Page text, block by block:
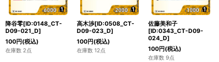
降谷零[ID:0148_CT-
D09-021_D]
100円(税込)
在庫数 2点
高木渉[ID:0508_CT-
D09-023_D]
100円(税込)
在庫数 12点
佐藤美和子
[ID:0343_CT-D09-
024_D]
100円(税込)
在庫数 9点